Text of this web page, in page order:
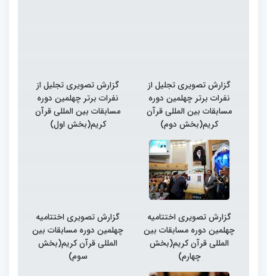
گزارش تصویری تجلیل از
نفرات برتر چهلمین دوره
مسابقات بین المللی قرآن
کریم(بخش دوم)
گزارش تصویری تجلیل از
نفرات برتر چهلمین دوره
مسابقات بین المللی قرآن
کریم(بخش اول)
گزارش تصویری اختتامیه
چهلمین دوره مسابقات بین
المللی قرآن کریم(بخش
چهارم)
گزارش تصویری اختتامیه
چهلمین دوره مسابقات بین
المللی قرآن کریم(بخش
سوم)